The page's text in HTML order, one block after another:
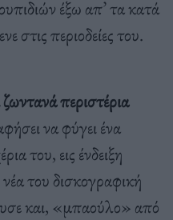
έξω απ’ τα κατά
στις περιοδείες του.
περιστέρια
να φύγει ένα
του, εις ένδειξη
του δισκογραφική
και, «μπαούλο» από